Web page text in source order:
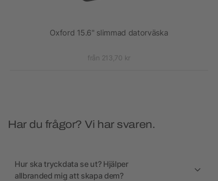
Oxford 15.6" slimmad datorväska
från 213,70 kr
Har du frågor? Vi har svaren.
Hur ska tryckdata se ut? Hjälper
allbranded mig att skapa dem?